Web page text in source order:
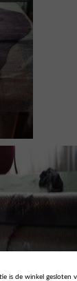
is de winkel